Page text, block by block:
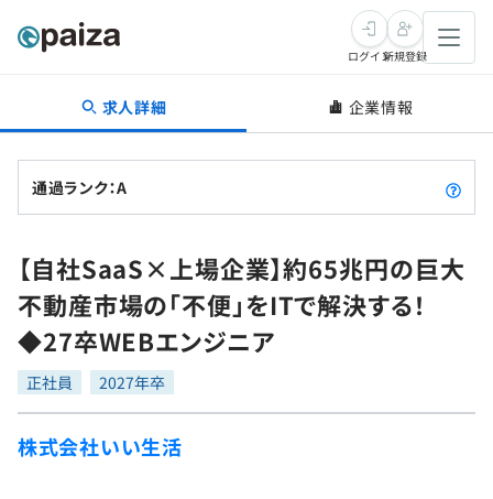
転職・キャリア
転職成功ガイド
転職エージェント
インタビュー
転職成功ガイド
新卒就活
求人検索
本選考
インターン
新卒エージェント
学習
問題集
4択課題
プログラミング言語
ゲーム・マンガ
ログイン新規登録
求人詳細 企業情報
通過ランク：A
【自社SaaS×上場企業】約65兆円の巨大
不動産市場の「不便」をITで解決する！
◆27卒WEBエンジニア
正社員 2027年卒
株式会社いい生活